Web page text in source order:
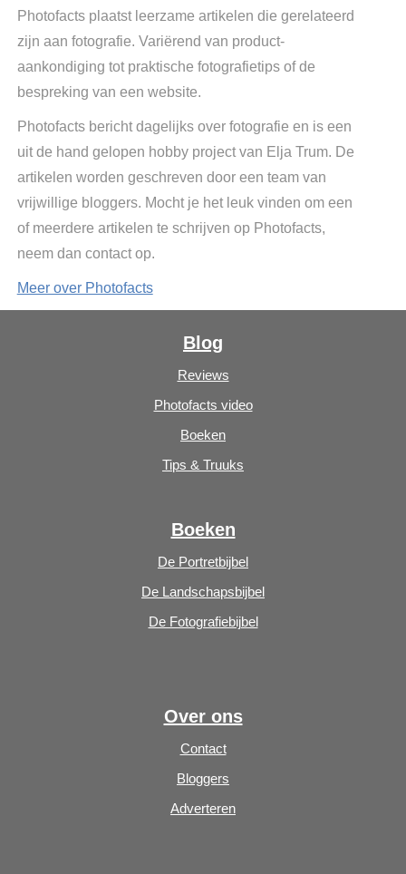
Photofacts plaatst leerzame artikelen die gerelateerd
zijn aan fotografie. Variërend van product-
aankondiging tot praktische fotografietips of de
bespreking van een website.
Photofacts bericht dagelijks over fotografie en is een
uit de hand gelopen hobby project van Elja Trum. De
artikelen worden geschreven door een team van
vrijwillige bloggers. Mocht je het leuk vinden om een
of meerdere artikelen te schrijven op Photofacts,
neem dan contact op.
Meer over Photofacts
Blog
Reviews
Photofacts video
Boeken
Tips & Truuks
Boeken
De Portretbijbel
De Landschapsbijbel
De Fotografiebijbel
Over ons
Contact
Bloggers
Adverteren